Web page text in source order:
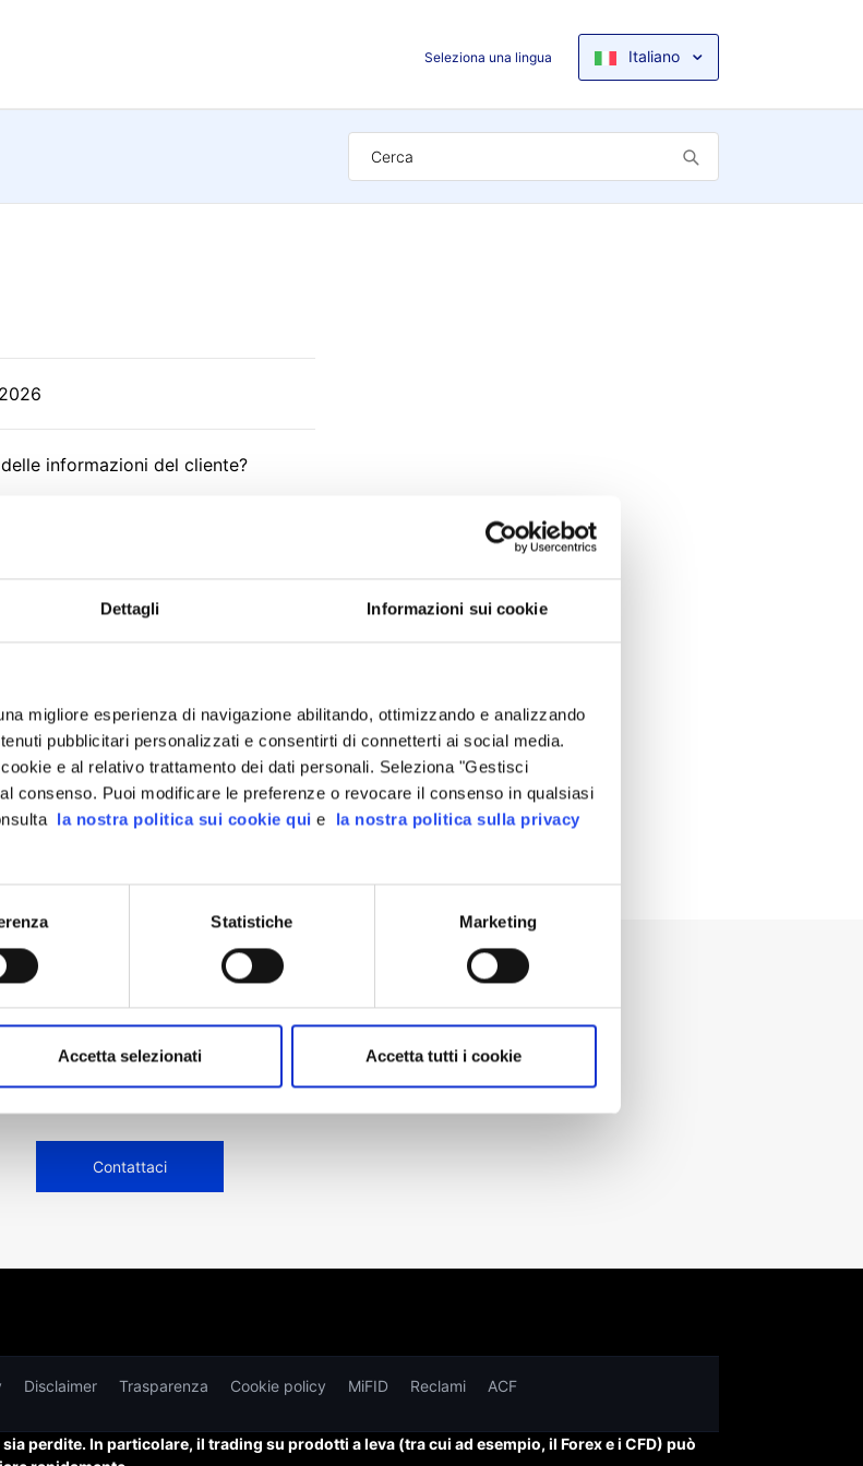
Dettagli Informazioni sui cookie
migliore esperienza di navigazione abilitando, ottimizzando e analizzando
pubblicitari personalizzati e consentirti di connetterti ai social media.
e al relativo trattamento dei dati personali. Seleziona "Gestisci
consenso. Puoi modificare le preferenze o revocare il consenso in qualsiasi
la nostra politica sui cookie qui e la nostra politica sulla privacy
Statistiche Marketing
Accetta selezionati Accetta tutti i cookie
Seleziona una lingua Italiano
informazioni del cliente?
personali?
delle informazioni personali?
dati di contatto, il nome o
che cercavi?
come puoi richiedere assistenza.
Contattaci
Disclaimer Trasparenza Cookie policy MiFID Reclami ACF
perdite. In particolare, il trading su prodotti a leva (tra cui ad esempio, il Forex e i CFD) può